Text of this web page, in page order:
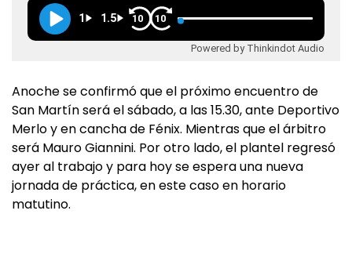
1 1.5 10 10
Powered by Thinkindot Audio
Anoche se confirmó que el próximo encuentro de
San Martín será el sábado, a las 15.30, ante Deportivo
Merlo y en cancha de Fénix. Mientras que el árbitro
será Mauro Giannini. Por otro lado, el plantel regresó
ayer al trabajo y para hoy se espera una nueva
jornada de práctica, en este caso en horario
matutino.